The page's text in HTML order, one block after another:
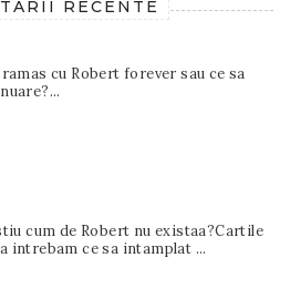
RECENTE
cu Robert forever sau ce sa
cum de Robert nu existaa?Cartile
intrebam ce sa intamplat ...